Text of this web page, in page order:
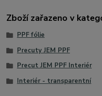
Zboží zařazeno v
PPF fólie
Precuty JEM PPF
Precut JEM PPF Interiér
Interiér - transparentní